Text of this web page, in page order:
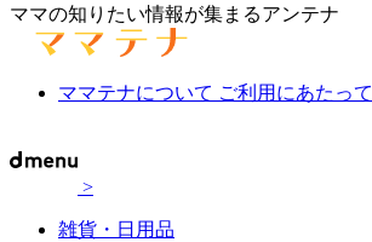
ママの知りたい情報が集まるアンテナ
ママテナについて ご利用にあたって
>
雑貨・日用品